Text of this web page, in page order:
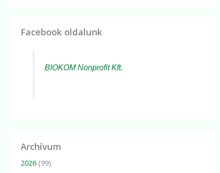
Facebook oldalunk
BIOKOM Nonprofit Kft.
Archívum
2026 (99)